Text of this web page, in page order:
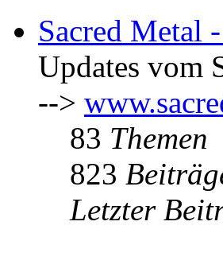
Sacred Metal
Updates vom
-->
83 Themen
823
Letzter